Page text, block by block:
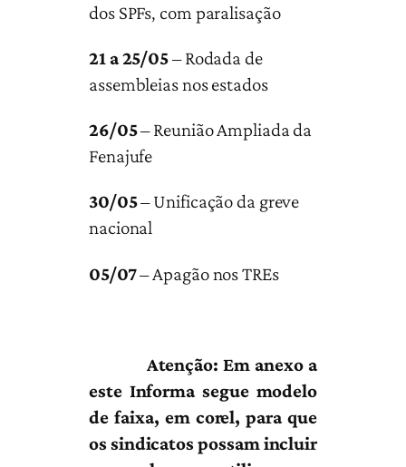
dos SPFs, com paralisação
21 a 25/05– Rodada de
assembleias nos estados
26/05– Reunião Ampliada da
Fenajufe
30/05– Unificação da greve
nacional
05/07– Apagão nos TREs
Atenção: Em anexo a
este Informa segue modelo
de faixa, em corel, para que
os sindicatos possam incluir